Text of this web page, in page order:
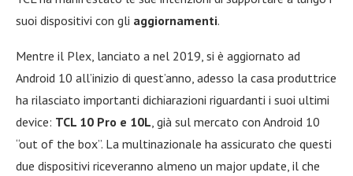
suoi dispositivi con gli aggiornamenti.
Mentre il Plex, lanciato a nel 2019, si è aggiornato ad
Android 10 all’inizio di quest’anno, adesso la casa produttrice
ha rilasciato importanti dichiarazioni riguardanti i suoi ultimi
device: TCL 10 Pro e 10L, già sul mercato con Android 10
“out of the box”. La multinazionale ha assicurato che questi
due dispositivi riceveranno almeno un major update, il che